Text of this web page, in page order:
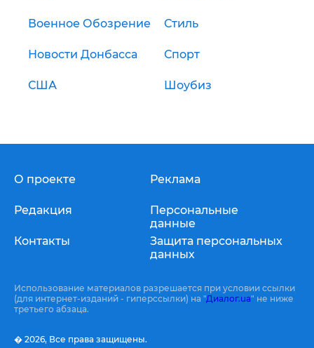
Военное Обозрение Стиль
Новости Донбасса Спорт
США Шоубиз
О проекте
Редакция
Контакты
Реклама
Персональные
данные
Защита персональных
данных
Использование материалов разрешается при условии ссылки
(для интернет-изданий - гиперссылки) на "Диалог.ua" не ниже
третьего абзаца.
� 2026, Все права защищены.